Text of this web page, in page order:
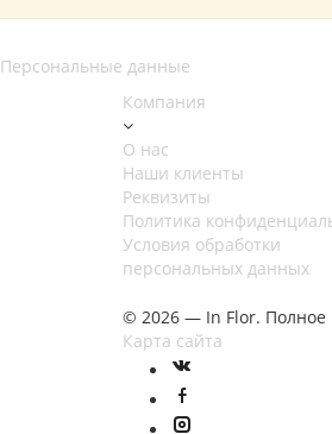
Персональные данные
Компания
О нас
Наши клиенты
Реквизиты
Политика
Условия обработки
персональных данных
© 2026 — In Flor. Полное
Карта сайта